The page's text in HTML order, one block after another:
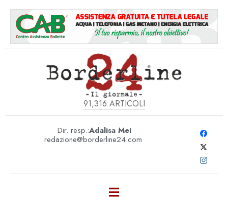
91,316 ARTICOLI
Dir. resp.:Adalisa Mei
redazione@borderline24.com